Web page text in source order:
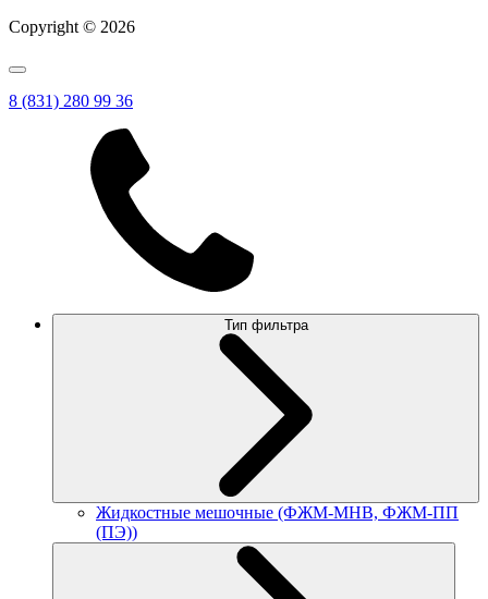
Copyright © 2026
8 (831) 280 99 36
Тип фильтра
Жидкостные мешочные (ФЖМ-МНВ, ФЖМ-ПП
(ПЭ))